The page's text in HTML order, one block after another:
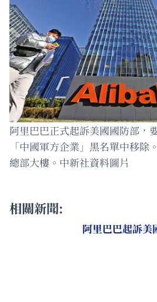
阿里巴巴正式起訴美國國防部，
「中國軍方企業」黑名單中移除
總部大樓。中新社資料圖片
相關新聞:
阿里巴巴起訴美